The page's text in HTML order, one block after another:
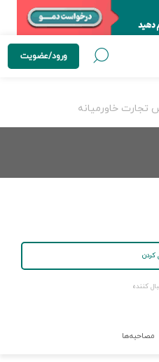
ورود/عضویت
تجارت خاورمیانه
کردن
کننده
مصاحبه‌ها